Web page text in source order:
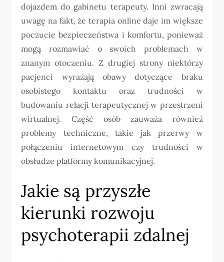
dojazdem do gabinetu terapeuty. Inni zwracają
uwagę na fakt, że terapia online daje im większe
poczucie bezpieczeństwa i komfortu, ponieważ
mogą rozmawiać o swoich problemach w
znanym otoczeniu. Z drugiej strony niektórzy
pacjenci wyrażają obawy dotyczące braku
osobistego kontaktu oraz trudności w
budowaniu relacji terapeutycznej w przestrzeni
wirtualnej. Część osób zauważa również
problemy techniczne, takie jak przerwy w
połączeniu internetowym czy trudności w
obsłudze platformy komunikacyjnej.
Jakie są przyszłe
kierunki rozwoju
psychoterapii zdalnej